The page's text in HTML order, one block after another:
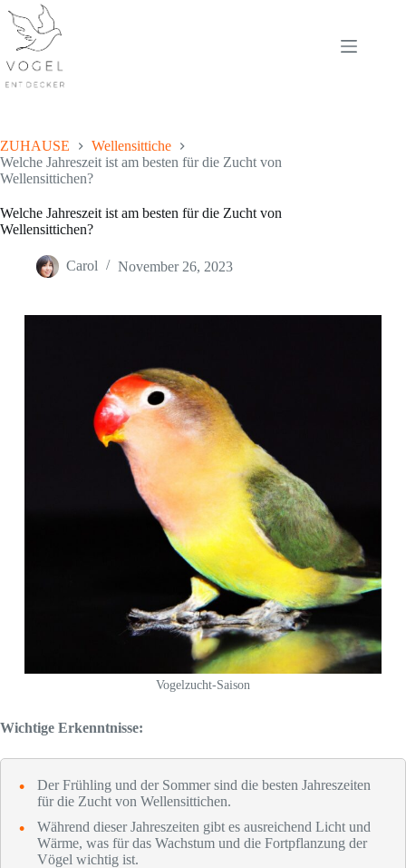
content
ZUHAUSE
Wellensittiche
Welche Jahreszeit ist am besten für die Zucht von
Wellensittichen?
Welche Jahreszeit ist am besten für die Zucht von
Wellensittichen?
Carol November 26, 2023
Vogelzucht-Saison
Wichtige Erkenntnisse:
Der Frühling und der Sommer sind die besten Jahreszeiten
für die Zucht von Wellensittichen.
Während dieser Jahreszeiten gibt es ausreichend Licht und
Wärme, was für das Wachstum und die Fortpflanzung der
Vögel wichtig ist.